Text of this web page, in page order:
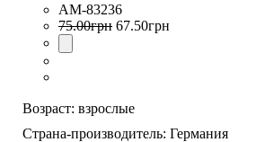
AM-83236
75.00грн 67.50грн
Возраст: взрослые
Страна-производитель: Германия